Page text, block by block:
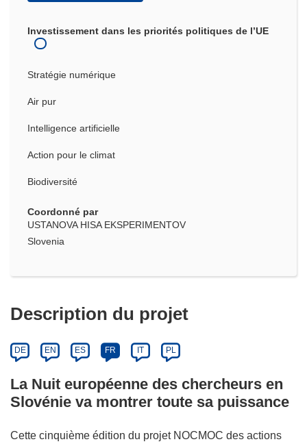
Investissement dans les priorités politiques de l’UE
Stratégie numérique
Air pur
Intelligence artificielle
Action pour le climat
Biodiversité
Coordonné par
USTANOVA HISA EKSPERIMENTOV
Slovenia
Description du projet
DE EN ES FR IT PL
La Nuit européenne des chercheurs en
Slovénie va montrer toute sa puissance
Cette cinquième édition du projet NOCMOC des actions